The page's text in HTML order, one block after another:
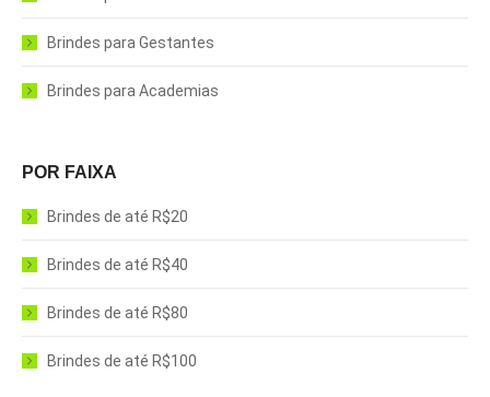
Brindes para Gestantes
Brindes para Academias
POR FAIXA
Brindes de até R$20
Brindes de até R$40
Brindes de até R$80
Brindes de até R$100